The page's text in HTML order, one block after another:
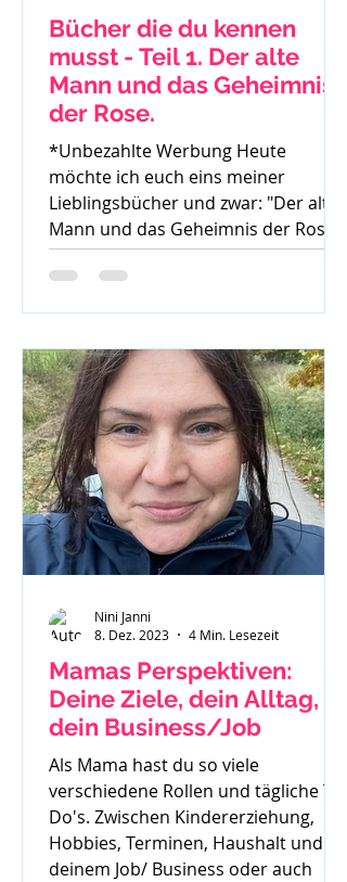
Bücher die du kennen
musst - Teil 1. Der alte
Mann und das Geheimnis
der Rose.
*Unbezahlte Werbung Heute
möchte ich euch eins meiner
Lieblingsbücher und zwar: "Der alte
Mann und das Geheimnis der Rose"
von Mark...
Mamas Perspektiven:
Deine Ziele, dein Alltag,
dein Business/Job
Als Mama hast du so viele
verschiedene Rollen und tägliche To
Do's. Zwischen Kindererziehung,
Hobbies, Terminen, Haushalt und
deinem Job/ Business oder auch
Nini Janni
8. Dez. 2023
4 Min. Lesezeit